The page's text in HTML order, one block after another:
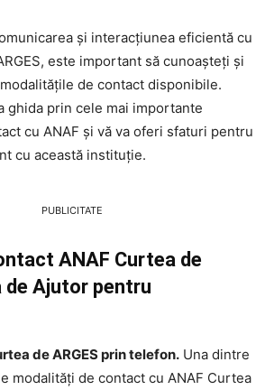
și interacțiunea eficientă cu
este important să cunoașteți și
de contact disponibile.
ghida prin cele mai importante
cu ANAF și vă va oferi sfaturi pentru
cu această instituție.
PUBLICITATE
ANAF Curtea de
de Ajutor pentru
de ARGES prin telefon. Una dintre
modalități de contact cu ANAF Curtea